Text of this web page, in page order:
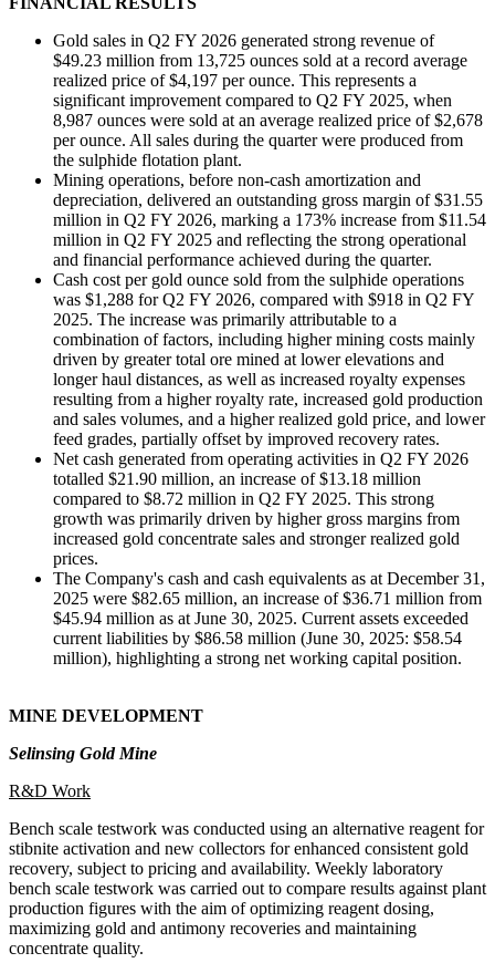
Gold sales in Q2 FY 2026 generated strong revenue of
$49.23 million from 13,725 ounces sold at a record average
realized price of $4,197 per ounce. This represents a
significant improvement compared to Q2 FY 2025, when
8,987 ounces were sold at an average realized price of $2,678
per ounce. All sales during the quarter were produced from
the sulphide flotation plant.
Mining operations, before non-cash amortization and
depreciation, delivered an outstanding gross margin of $31.55
million in Q2 FY 2026, marking a 173% increase from $11.54
million in Q2 FY 2025 and reflecting the strong operational
and financial performance achieved during the quarter.
Cash cost per gold ounce sold from the sulphide operations
was $1,288 for Q2 FY 2026, compared with $918 in Q2 FY
2025. The increase was primarily attributable to a
combination of factors, including higher mining costs mainly
driven by greater total ore mined at lower elevations and
longer haul distances, as well as increased royalty expenses
resulting from a higher royalty rate, increased gold production
and sales volumes, and a higher realized gold price, and lower
feed grades, partially offset by improved recovery rates.
Net cash generated from operating activities in Q2 FY 2026
totalled $21.90 million, an increase of $13.18 million
compared to $8.72 million in Q2 FY 2025. This strong
growth was primarily driven by higher gross margins from
increased gold concentrate sales and stronger realized gold
prices.
The Company's cash and cash equivalents as at December 31,
2025 were $82.65 million, an increase of $36.71 million from
$45.94 million as at June 30, 2025. Current assets exceeded
current liabilities by $86.58 million (June 30, 2025: $58.54
million), highlighting a strong net working capital position.
MINE DEVELOPMENT
Selinsing Gold Mine
R&D Work
Bench scale testwork was conducted using an alternative reagent for
stibnite activation and new collectors for enhanced consistent gold
recovery, subject to pricing and availability. Weekly laboratory
bench scale testwork was carried out to compare results against plant
production figures with the aim of optimizing reagent dosing,
maximizing gold and antimony recoveries and maintaining
concentrate quality.